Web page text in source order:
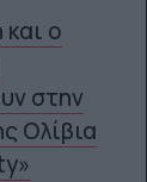
ο
στην
Ολίβια